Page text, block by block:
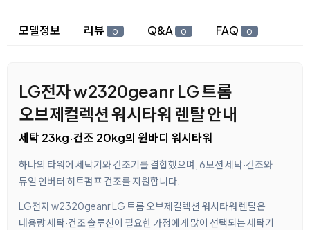
상세 정보
모델정보 리뷰 0 Q&A 0 FAQ 0
LG전자 w2320geanr LG 트롬
오브제컬렉션 워시타워 렌탈 안내
세탁 23kg·건조 20kg의 원바디 워시타워
하나의 타워에 세탁기와 건조기를 결합했으며, 6모션 세탁·건조와
듀얼 인버터 히트펌프 건조를 지원합니다.
LG전자 w2320geanr LG 트롬 오브제컬렉션 워시타워 렌탈은
대용량 세탁·건조 솔루션이 필요한 가정에게 많이 선택되는 세탁기